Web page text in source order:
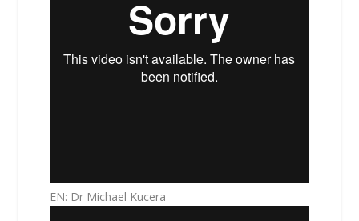
EN: Dr Michael Kucera